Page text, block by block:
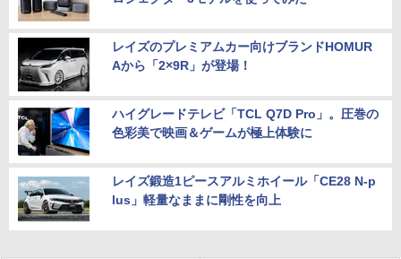
レイズのプレミアムカー向けブランドHOMUR
Aから「2×9R」が登場！
ハイグレードテレビ「TCL Q7D Pro」。圧巻の
色彩美で映画＆ゲームが極上体験に
レイズ鍛造1ピースアルミホイール「CE28 N-p
lus」軽量なままに剛性を向上